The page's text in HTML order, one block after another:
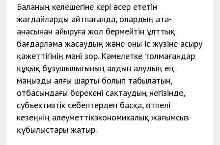
Баланың келешегіне кері әсер ететін
жағдайларды айтпағанда, олардың ата-
анасынан айыруға жол бермейтін ұлттық
бағдарлама жасаудың және оны іс жүзіне асыру
қажеттігінің мәні зор. Кәмелетке толмағандар
құқық бұзушылығының алдын алудың ең
маңызды алғы шарты болып табылатын,
отбасындағы берекені сақтаудың негізінде,
субъективтік себептерден басқа, өтпелі
кезеңнің әлеуметтікэкономикалық жағымсыз
құбылыстары жатыр.